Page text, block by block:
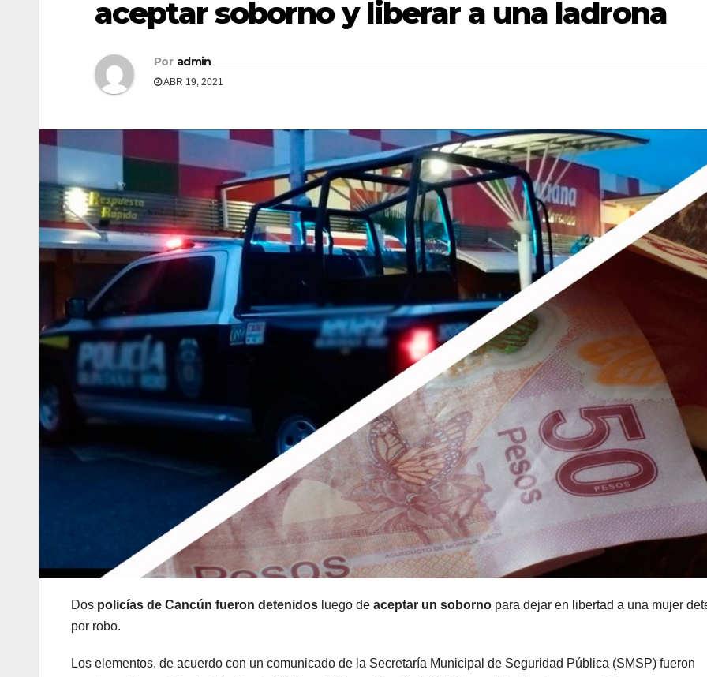
aceptar soborno y liberar a una ladrona
Por admin
ABR 19, 2021
Dos policías de Cancún fueron detenidos luego de aceptar un soborno para dejar en libertad a una mujer
por robo.
Los elementos, de acuerdo con un comunicado de la Secretaría Municipal de Seguridad Pública (SMSP) fueron